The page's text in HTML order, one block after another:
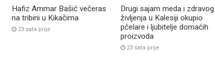
Hafiz Ammar Bašić večeras
na tribini u Kikačima
23 sata prije
Drugi sajam meda i zdravog
življenja u Kalesiji okupio
pčelare i ljubitelje domaćih
proizvoda
23 sata prije